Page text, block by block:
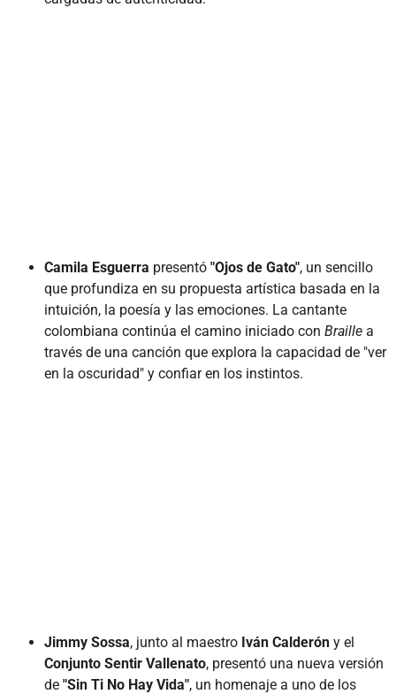
Camila Esguerra presentó "Ojos de Gato", un sencillo
que profundiza en su propuesta artística basada en la
intuición, la poesía y las emociones. La cantante
colombiana continúa el camino iniciado con Braille a
través de una canción que explora la capacidad de "ver
en la oscuridad" y confiar en los instintos.
Jimmy Sossa, junto al maestro Iván Calderón y el
Conjunto Sentir Vallenato, presentó una nueva versión
de "Sin Ti No Hay Vida", un homenaje a uno de los